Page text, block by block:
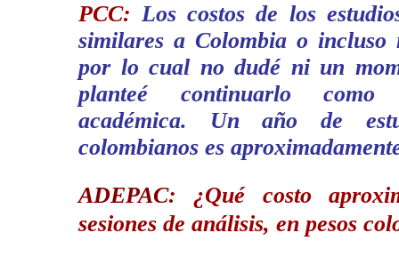
PCC:Los costos de los
similares a Colombia o incluso
por lo cual no dudé ni un
planteé continuarlo
académica. Un año de
colombianos es
ADEPAC: ¿Qué costo
sesiones de análisis, en pesos